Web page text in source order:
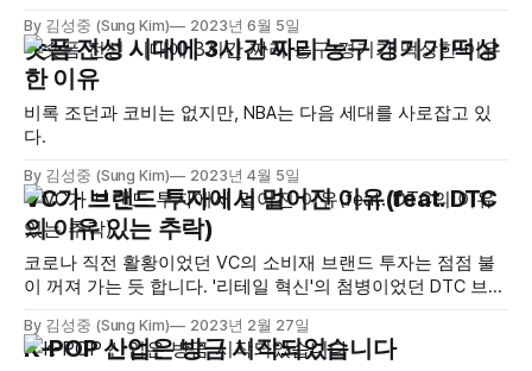
By 김성중 (Sung Kim) 2023년 6월 5일
숏폼 전성 시대에 3시간 짜리 농구 경기가 떡상
한 이유
비록 조던과 코비는 없지만, NBA는 다음 세대를 사로잡고 있
다.
By 김성중 (Sung Kim) 2023년 4월 5일
VC가 브랜드 투자에서 멀어진 이유(feat. DTC
의 이유 있는 추락)
코로나 직전 활황이었던 VC의 소비재 브랜드 투자는 점점 불
이 꺼져 가는 듯 합니다. '리테일 혁신'의 첨병이었던 DTC 브랜
By 김성중 (Sung Kim) 2023년 2월 27일
K-POP 산업은 방금 시작되었습니다